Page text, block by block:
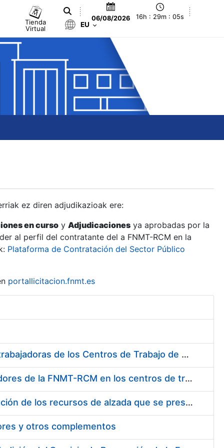
Tienda
Virtual
06/08/2026 16h : 29m : 06s
EU
ez diren adjudikazioak ere:
en curso y Adjudicaciones ya aprobadas por la
al perfil del contratante del a FNMT-RCM en la
Plataforma de Contratación del Sector Público
portallicitacion.fnmt.es
Suministro de Protectores Auditivos a medida para las personas trabajadoras de los Centros de Trabajo de Madrid y Burgos
Suministro de gafas graduadas antiproyecciones para los trabajadores de la FNMT-RCM en los centros de trabajo de Madrid y Burgos
Servicios de una empresa externa para el asesoramiento y resolución de los recursos de alzada que se presentan relacionados con procesos de selección para la FNMT-RCM
y otros complementos